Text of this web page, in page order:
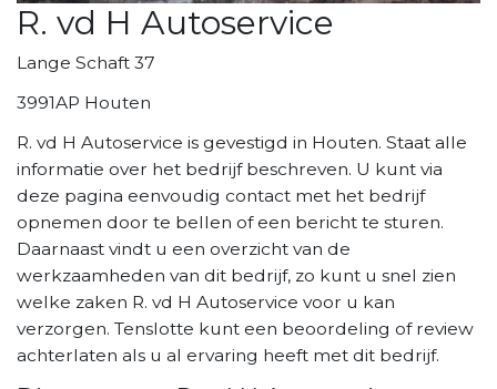
R. vd H Autoservice
Lange Schaft 37
3991AP Houten
R. vd H Autoservice is gevestigd in Houten. Staat alle
informatie over het bedrijf beschreven. U kunt via
deze pagina eenvoudig contact met het bedrijf
opnemen door te bellen of een bericht te sturen.
Daarnaast vindt u een overzicht van de
werkzaamheden van dit bedrijf, zo kunt u snel zien
welke zaken R. vd H Autoservice voor u kan
verzorgen. Tenslotte kunt een beoordeling of review
achterlaten als u al ervaring heeft met dit bedrijf.